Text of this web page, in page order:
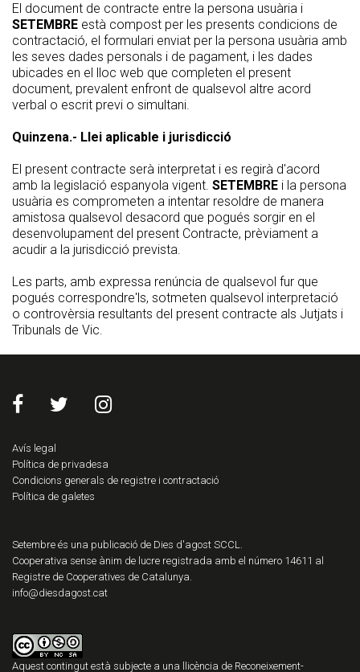
El document de contracte entre la persona usuària i
SETEMBRE està compost per les presents condicions de
contractació, el formulari enviat per la persona usuària amb
les seves dades personals i de pagament, i les dades
ubicades en el lloc web que completen el present
document, prevalent enfront de qualsevol altre acord
verbal o escrit previ o simultani.
Quinzena.- Llei aplicable i jurisdicció
El present contracte serà interpretat i es regirà d'acord
amb la legislació espanyola vigent. SETEMBRE i la persona
usuària es comprometen a intentar resoldre de manera
amistosa qualsevol desacord que pogués sorgir en el
desenvolupament del present Contracte, prèviament a
acudir a la jurisdicció prevista.
Les parts, amb expressa renúncia de qualsevol fur que
pogués correspondre'ls, sotmeten qualsevol interpretació
o controvèrsia resultants del present contracte als Jutjats i
Tribunals de Vic.
Avís legal
Política de privadesa
Condicions generals de registre i contractació
Política de galetes
Setembre és una publicació de Dies d'agost SCCL.
Cooperativa sense ànim de lucre registrada amb el número 14611 al
Registre de Cooperatives de Catalunya.
info@diesdagost.cat
Aquest contingut està subjecte a una llicència de Reconeixement-